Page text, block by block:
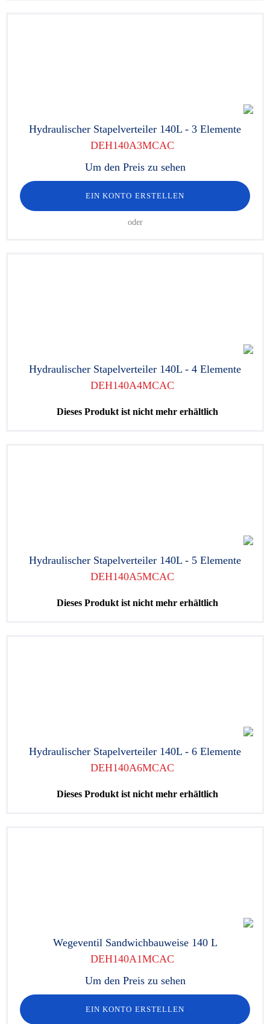
Hydraulischer Stapelverteiler 140L - 3 Elemente
DEH140A3MCAC
Um den Preis zu sehen
EIN KONTO ERSTELLEN
oder
Hydraulischer Stapelverteiler 140L - 4 Elemente
DEH140A4MCAC
Dieses Produkt ist nicht mehr erhältlich
Hydraulischer Stapelverteiler 140L - 5 Elemente
DEH140A5MCAC
Dieses Produkt ist nicht mehr erhältlich
Hydraulischer Stapelverteiler 140L - 6 Elemente
DEH140A6MCAC
Dieses Produkt ist nicht mehr erhältlich
Wegeventil Sandwichbauweise 140 L
DEH140A1MCAC
Um den Preis zu sehen
EIN KONTO ERSTELLEN